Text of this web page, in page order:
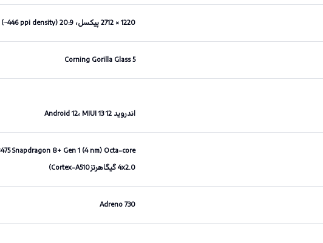
1220 × 2712 پیکسل، 20:9 ratio (~446 ppi density)
Corning Gorilla Glass 5
اندروید 12 Android 12، MIUI 13
4x2.0 گیگاهرتزCortex-A510)
Adreno 730